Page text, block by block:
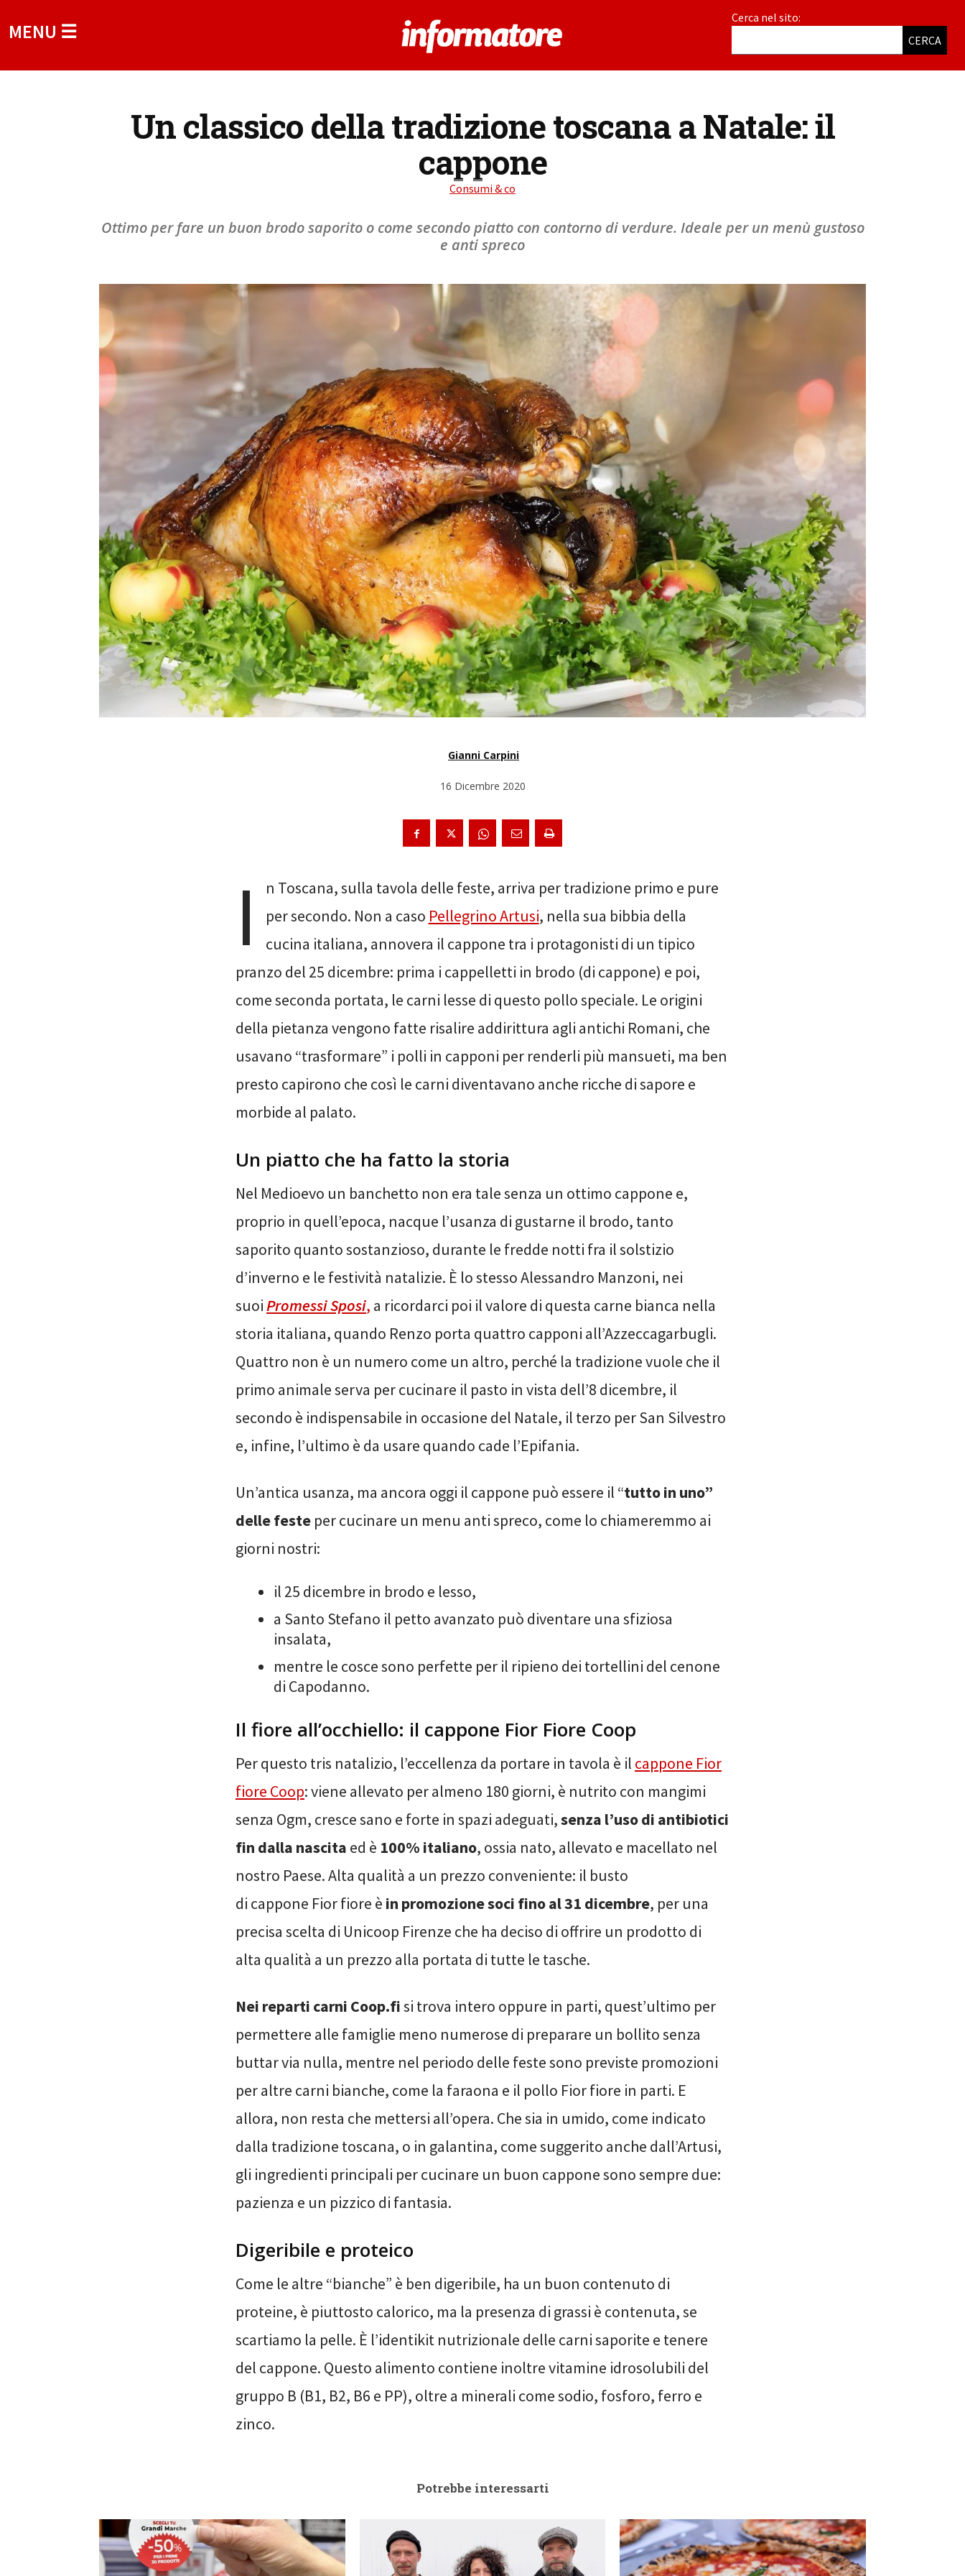
MENU ☰
Cerca nel sito:
CERCA
Un classico della tradizione toscana a Natale: il
cappone
Consumi & co
Ottimo per fare un buon brodo saporito o come secondo piatto con contorno di verdure. Ideale per un menù gustoso
e anti spreco
Gianni Carpini
16 Dicembre 2020
I
n Toscana, sulla tavola delle feste, arriva per tradizione primo e pure
per secondo. Non a caso Pellegrino Artusi, nella sua bibbia della
cucina italiana, annovera il cappone tra i protagonisti di un tipico
pranzo del 25 dicembre: prima i cappelletti in brodo (di cappone) e poi,
come seconda portata, le carni lesse di questo pollo speciale. Le origini
della pietanza vengono fatte risalire addirittura agli antichi Romani, che
usavano “trasformare” i polli in capponi per renderli più mansueti, ma ben
presto capirono che così le carni diventavano anche ricche di sapore e
morbide al palato.
Un piatto che ha fatto la storia
Nel Medioevo un banchetto non era tale senza un ottimo cappone e,
proprio in quell’epoca, nacque l’usanza di gustarne il brodo, tanto
saporito quanto sostanzioso, durante le fredde notti fra il solstizio
d’inverno e le festività natalizie. È lo stesso Alessandro Manzoni, nei
suoiPromessi Sposi, a ricordarci poi il valore di questa carne bianca nella
storia italiana, quando Renzo porta quattro capponi all’Azzeccagarbugli.
Quattro non è un numero come un altro, perché la tradizione vuole che il
primo animale serva per cucinare il pasto in vista dell’8 dicembre, il
secondo è indispensabile in occasione del Natale, il terzo per San Silvestro
e, infine, l’ultimo è da usare quando cade l’Epifania.
Un’antica usanza, ma ancora oggi il cappone può essere il “tutto in uno”
delle feste per cucinare un menu anti spreco, come lo chiameremmo ai
giorni nostri:
il 25 dicembre in brodo e lesso,
a Santo Stefano il petto avanzato può diventare una sfiziosa
insalata,
mentre le cosce sono perfette per il ripieno dei tortellini del cenone
di Capodanno.
Il fiore all’occhiello: il cappone Fior Fiore Coop
Per questo tris natalizio, l’eccellenza da portare in tavola è il cappone Fior
fiore Coop: viene allevato per almeno 180 giorni, è nutrito con mangimi
senza Ogm, cresce sano e forte in spazi adeguati,senza l’uso di antibiotici
fin dalla nascita ed è 100% italiano, ossia nato, allevato e macellato nel
nostro Paese. Alta qualità a un prezzo conveniente: il busto
di cappone Fior fiore è in promozione soci fino al 31 dicembre, per una
precisa scelta di Unicoop Firenze che ha deciso di offrire un prodotto di
alta qualità a un prezzo alla portata di tutte le tasche.
Nei reparti carni Coop.fisi trova intero oppure in parti, quest’ultimo per
permettere alle famiglie meno numerose di preparare un bollito senza
buttar via nulla, mentre nel periodo delle feste sono previste promozioni
per altre carni bianche, come la faraona e il pollo Fior fiore in parti. E
allora, non resta che mettersi all’opera. Che sia in umido, come indicato
dalla tradizione toscana, o in galantina, come suggerito anche dall’Artusi,
gli ingredienti principali per cucinare un buon cappone sono sempre due:
pazienza e un pizzico di fantasia.
Digeribile e proteico
Come le altre “bianche” è ben digeribile, ha un buon contenuto di
proteine, è piuttosto calorico, ma la presenza di grassi è contenuta, se
scartiamo la pelle. È l’identikit nutrizionale delle carni saporite e tenere
del cappone. Questo alimento contiene inoltre vitamine idrosolubili del
gruppo B (B1, B2, B6 e PP), oltre a minerali come sodio, fosforo, ferro e
zinco.
Potrebbe interessarti